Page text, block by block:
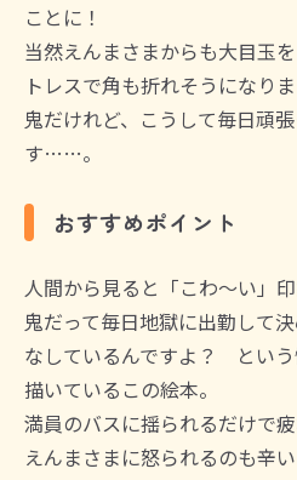
ことに！
当然えんまさまからも大目玉
トレスで角も折れそうになり
鬼だけれど、こうして毎日頑
す……。
おすすめポイント
人間から見ると「こわ～い」
鬼だって毎日地獄に出勤して
なしているんですよ？ とい
描いているこの絵本。
満員のバスに揺られるだけで
えんまさまに怒られるのも辛